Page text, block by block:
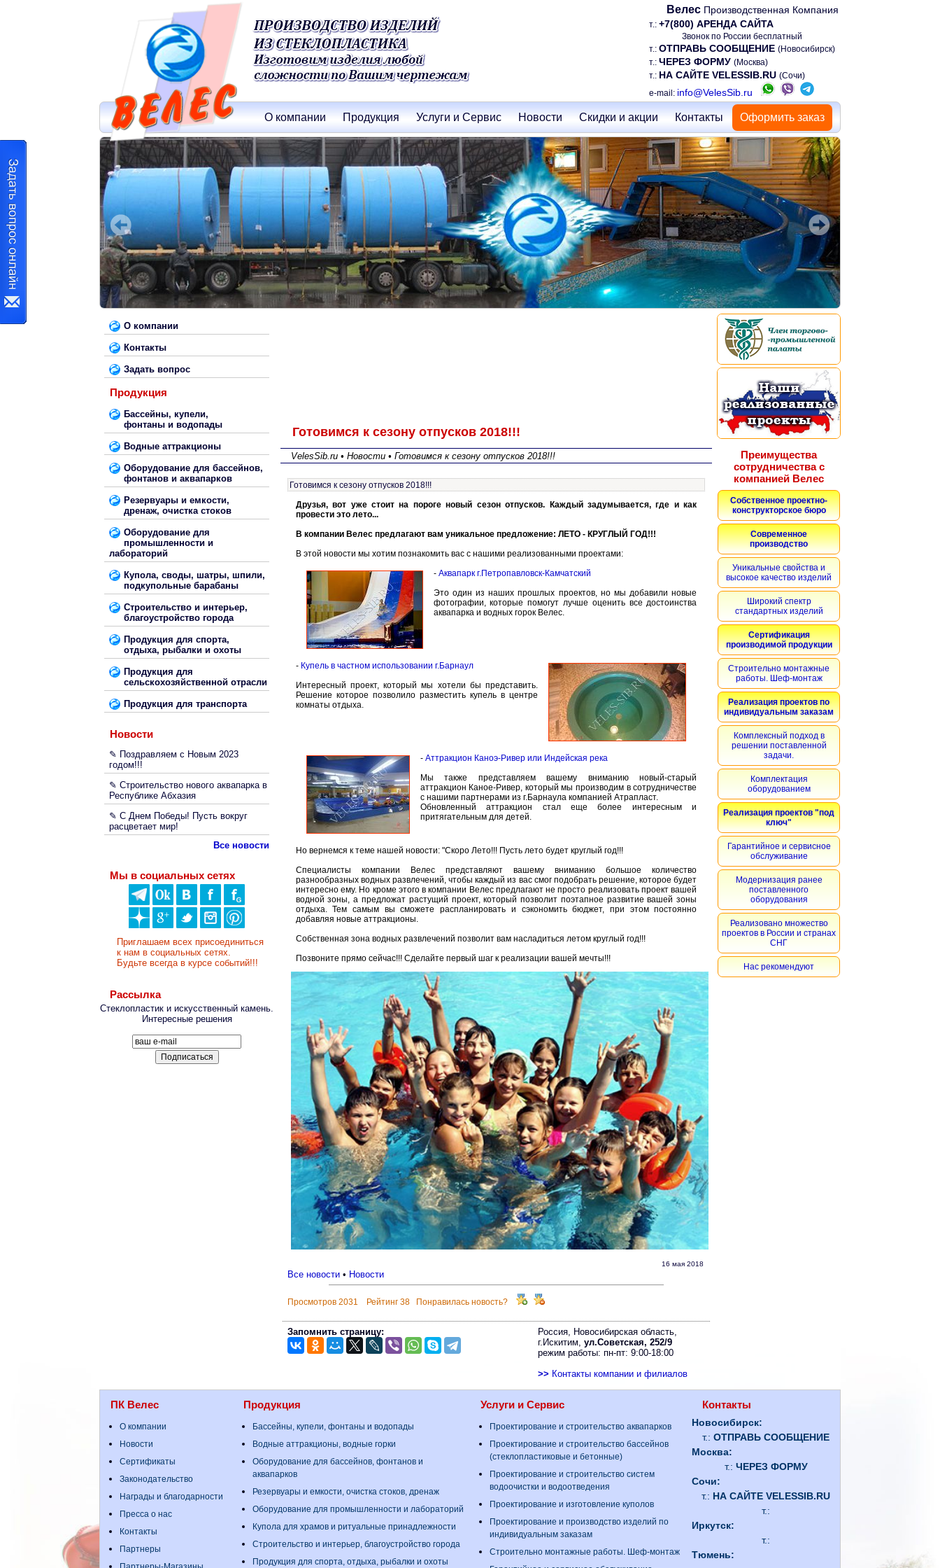
Велес Производственная Компания
т.: +7(800) АРЕНДА САЙТА
Звонок по России бесплатный
т.: ОТПРАВЬ СООБЩЕНИЕ (Новосибирск)
т.: ЧЕРЕЗ ФОРМУ (Москва)
т.: НА САЙТЕ VELESSIB.RU (Сочи)
e-mail: info@VelesSib.ru
О компании Продукция Услуги и Сервис Новости Скидки и акции Контакты Оформить заказ
О компании
Контакты
Задать вопрос
Продукция
Бассейны, купели,
фонтаны и водопады
Водные аттракционы
Оборудование для бассейнов,
фонтанов и аквапарков
Резервуары и емкости,
дренаж, очистка стоков
Оборудование для
промышленности и
лабораторий
Купола, своды, шатры, шпили,
подкупольные барабаны
Строительство и интерьер,
благоустройство города
Продукция для спорта,
отдыха, рыбалки и охоты
Продукция для
сельскохозяйственной отрасли
Продукция для транспорта
Новости
✎ Поздравляем с Новым 2023
годом!!!
✎ Строительство нового аквапарка в
Республике Абхазия
✎ С Днем Победы! Пусть вокруг
расцветает мир!
Все новости
Мы в социальных сетях
Приглашаем всех присоединиться
к нам в социальных сетях.
Будьте всегда в курсе событий!!!
Рассылка
Стеклопластик и искусственный камень.
Интересные решения
Готовимся к сезону отпусков 2018!!!
VelesSib.ru • Новости • Готовимся к сезону отпусков 2018!!!
Готовимся к сезону отпусков 2018!!!
Друзья, вот уже стоит на пороге новый сезон отпусков. Каждый задумывается, где и как
провести это лето...
В компании Велес предлагают вам уникальное предложение: ЛЕТО - КРУГЛЫЙ ГОД!!!
В этой новости мы хотим познакомить вас с нашими реализованными проектами:
- Аквапарк г.Петропавловск-Камчатский
Это один из наших прошлых проектов, но мы добавили новые
фотографии, которые помогут лучше оценить все достоинства
аквапарка и водных горок Велес.
- Купель в частном использовании г.Барнаул
Интересный проект, который мы хотели бы представить.
Решение которое позволило разместить купель в центре
комнаты отдыха.
- Аттракцион Каноэ-Ривер или Индейская река
Мы также представляем вашему вниманию новый-старый
аттракцион Каное-Ривер, который мы производим в сотрудничестве
с нашими партнерами из г.Барнаула компанией Атрапласт.
Обновленный аттракцион стал еще более интересным и
притягательным для детей.
Но вернемся к теме нашей новости: "Скоро Лето!!! Пусть лето будет круглый год!!!
Специалисты компании Велес представляют вашему вниманию большое количество
разнообразных водных развлечений, чтобы каждый из вас смог подобрать решение, которое будет
интересно ему. Но кроме этого в компании Велес предлагают не просто реализовать проект вашей
водной зоны, а предложат растущий проект, который позволит поэтапное развитие вашей зоны
отдыха. Тем самым вы сможете распланировать и сэкономить бюджет, при этом постоянно
добавляя новые аттракционы.
Собственная зона водных развлечений позволит вам насладиться летом круглый год!!!
Позвоните прямо сейчас!!! Сделайте первый шаг к реализации вашей мечты!!!
16 мая 2018
Все новости• Новости
Просмотров 2031 Рейтинг 38 Понравилась новость?
Запомнить страницу:
Россия, Новосибирская область,
г.Искитим,ул.Советская, 252/9
режим работы: пн-пт: 9:00-18:00
>> Контакты компании и филиалов
Преимущества
сотрудничества с
компанией Велес
Собственное проектно-
конструкторское бюро
Современное
производство
Уникальные свойства и
высокое качество изделий
Широкий спектр
стандартных изделий
Сертификация
производимой продукции
Строительно монтажные
работы. Шеф-монтаж
Реализация проектов по
индивидуальным заказам
Комплексный подход в
решении поставленной
задачи.
Комплектация
оборудованием
Реализация проектов "под
ключ"
Гарантийное и сервисное
обслуживание
Модернизация ранее
поставленного
оборудования
Реализовано множество
проектов в России и странах
СНГ
Нас рекомендуют
ПК Велес
О компании
Новости
Сертификаты
Законодательство
Награды и благодарности
Пресса о нас
Контакты
Партнеры
Продукция
Бассейны, купели, фонтаны и водопады
Водные аттракционы, водные горки
Оборудование для бассейнов, фонтанов и
аквапарков
Резервуары и емкости, очистка стоков, дренаж
Оборудование для промышленности и лабораторий
Купола для храмов и ритуальные принадлежности
Строительство и интерьер, благоустройство города
Продукция для спорта, отдыха, рыбалки и охоты
Услуги и Сервис
Проектирование и строительство аквапарков
Проектирование и строительство бассейнов
(стеклопластиковые и бетонные)
Проектирование и строительство систем
водоочистки и водоотведения
Проектирование и изготовление куполов
Проектирование и производство изделий по
индивидуальным заказам
Строительно монтажные работы. Шеф-монтаж
Контакты
Новосибирск:
т.:ОТПРАВЬ СООБЩЕНИЕ
Москва:
т.: ЧЕРЕЗ ФОРМУ
Сочи:
т.: НА САЙТЕ VELESSIB.RU
т.:
Иркутск:
т.:
Тюмень: